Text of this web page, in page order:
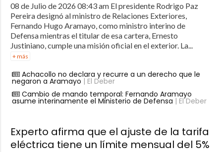
08 de Julio de 2026 08:43 am El presidente Rodrigo Paz
Pereira designó al ministro de Relaciones Exteriores,
Fernando Hugo Aramayo, como ministro interino de
Defensa mientras el titular de esa cartera, Ernesto
Justiniano, cumple una misión oficial en el exterior. La...
+ más
Achacollo no declara y recurre a un derecho que le
negaron a Aramayo | El Deber
Cambio de mando temporal: Fernando Aramayo
asume interinamente el Ministerio de Defensa | El Deber
Experto afirma que el ajuste de la tarifa
eléctrica tiene un límite mensual del 5%